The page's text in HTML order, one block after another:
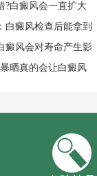
?白癜风会一直扩大
白癜风检查后能拿到
癜风会对寿命产生影
晒真的会让白癜风